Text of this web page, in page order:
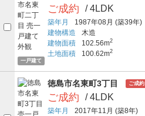
一戸建て
ご成約 / 4LDK
築年月 1987年08月 (築39年)
建物構造
木造
建物面積
102.56m2
土地面積 100.62m2
徳島市名東町3丁目 ご成約
ご成約 / 4LDK
築年月 2017年11月 (築8年)